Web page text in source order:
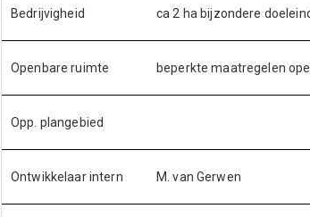
Bedrijvigheid ca 2 ha bijzondere
Openbare ruimte beperkte maatregelen
Opp. plangebied
Ontwikkelaar intern M. van Gerwen